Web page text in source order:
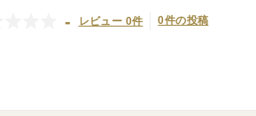
- レビュー 0件 0件の投稿